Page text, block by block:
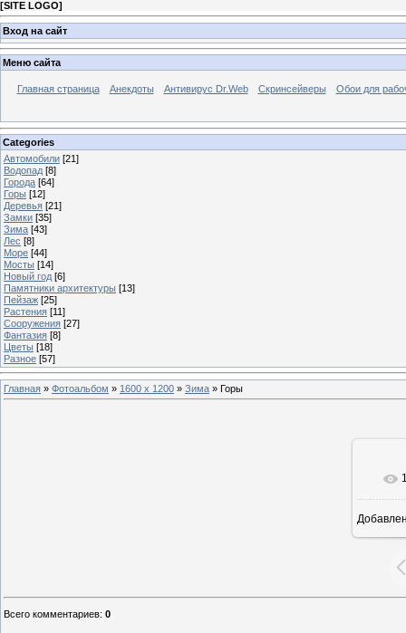
[SITE LOGO]
Вход на сайт
Меню сайта
Главная страница Анекдоты Антивирус Dr.Web Скринсейверы Обои для
Categories
Автомобили [21]
Водопад [8]
Города [64]
Горы [12]
Деревья [21]
Замки [35]
Зима [43]
Лес [8]
Море [44]
Мосты [14]
Новый год [6]
Памятники архитектуры [13]
Пейзаж [25]
Растения [11]
Сооружения [27]
Фантазия [8]
Цветы [18]
Разное [57]
Главная » Фотоальбом » 1600 x 1200 » Зима » Горы
Всего комментариев: 0